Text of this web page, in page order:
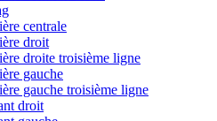
centrale
droit
droite troisième ligne
gauche
gauche troisième ligne
droit